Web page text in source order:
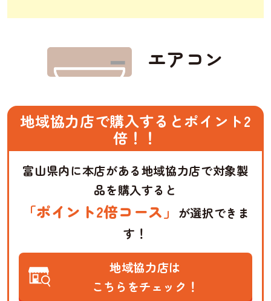
エアコン
地域協力店で購入するとポイント2
倍！！
富山県内に本店がある地域協力店で対象製
品を購入すると
「ポイント2倍コース」
が選択できま
す！
地域協力店は
こちらをチェック！